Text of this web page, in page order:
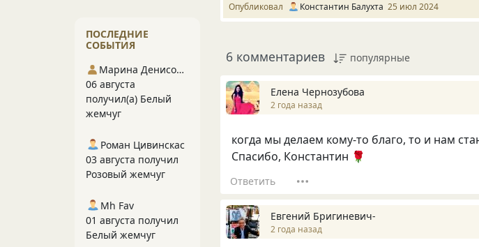
Опубликовал Константин Балухта 25 июл 2024
6 комментариев популярные
Елена Чернозубова
2 года назад
когда мы делаем кому-то благо, то и нам
Спасибо, Константин 🌹
Ответить
Евгений Бригиневич-
2 года назад
ПОСЛЕДНИЕ
СОБЫТИЯ
Марина Денисова 5
06 августа
получил(а) Белый
жемчуг
Роман Цивинскас
03 августа получил
Розовый жемчуг
Mh Fav
01 августа получил
Белый жемчуг